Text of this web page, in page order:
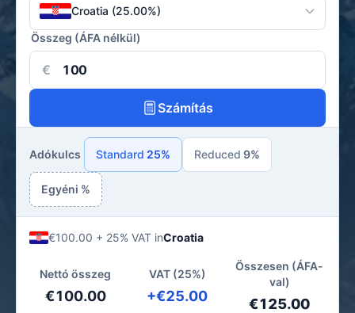
Croatia (25.00%)
Összeg (ÁFA nélkül)
€
Számítás
Adókulcs Standard 25% Reduced 9%
Egyéni %
€100.00 + 25% VAT inCroatia
Nettó összeg
€100.00
VAT (25%)
+€25.00
Összesen (ÁFA-
val)
€125.00